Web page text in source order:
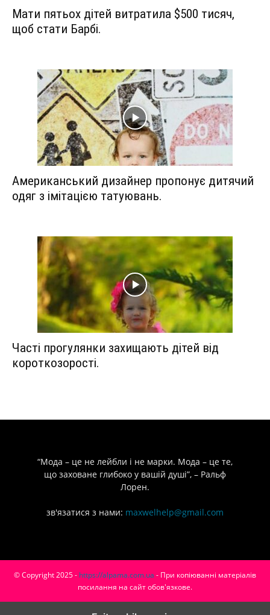
Мати пятьох дітей витратила $500 тисяч,
щоб стати Барбі.
Американський дизайнер пропонує дитячий
одяг з імітацією татуювань.
Часті прогулянки захищають дітей від
короткозорості.
“Мода – це не лейбли і не марки. Мода – це те,
що заховане глибоко у вашій душі”, – Ральф
Лорен.
зв'язатися з нами: maxwelhelp@gmail.com
© Copyright 2025 - https://alpama.com.ua - При копіюванні матеріалів
посилання на сайт обов'язкове.